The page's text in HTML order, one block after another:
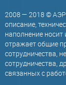
2008 — 2018 ©
описание,
наполнение
отражает общие
сотрудничества,
сотрудничества,
связанных с